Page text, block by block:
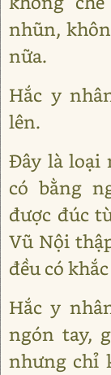
nhũn,
nữa.
Hắc y
lên.
Đây là loại
có bằng
được đúc
Vũ Nội
đều có
Hắc y
ngón tay,
nhưng chỉ